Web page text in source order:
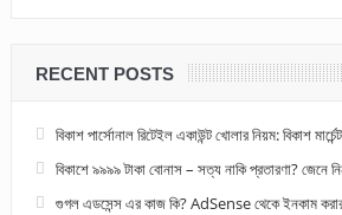
RECENT POSTS
বিকাশ পার্সোনাল রিটেইল একাউন্ট খোলার নিয়ম: বিকাশ
বিকাশে ৯৯৯৯ টাকা বোনাস – সত্য নাকি প্রতারণা?
গুগল এডসেন্স এর কাজ কি? AdSense থেকে ইনকাম করার